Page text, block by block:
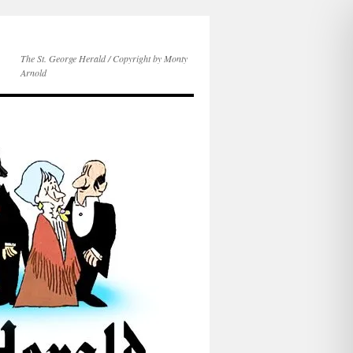
The St. George Herald / Copyright by Monty
Arnold